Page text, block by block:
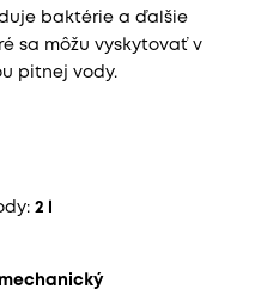
baktérie a ďalšie
sa môžu vyskytovať v
pitnej vody.
2 l
mechanický